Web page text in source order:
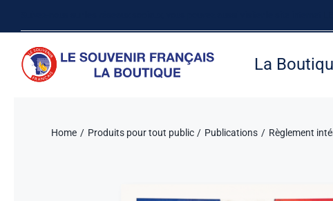
contenu
La
Home Produits pour tout public Publications Règlement